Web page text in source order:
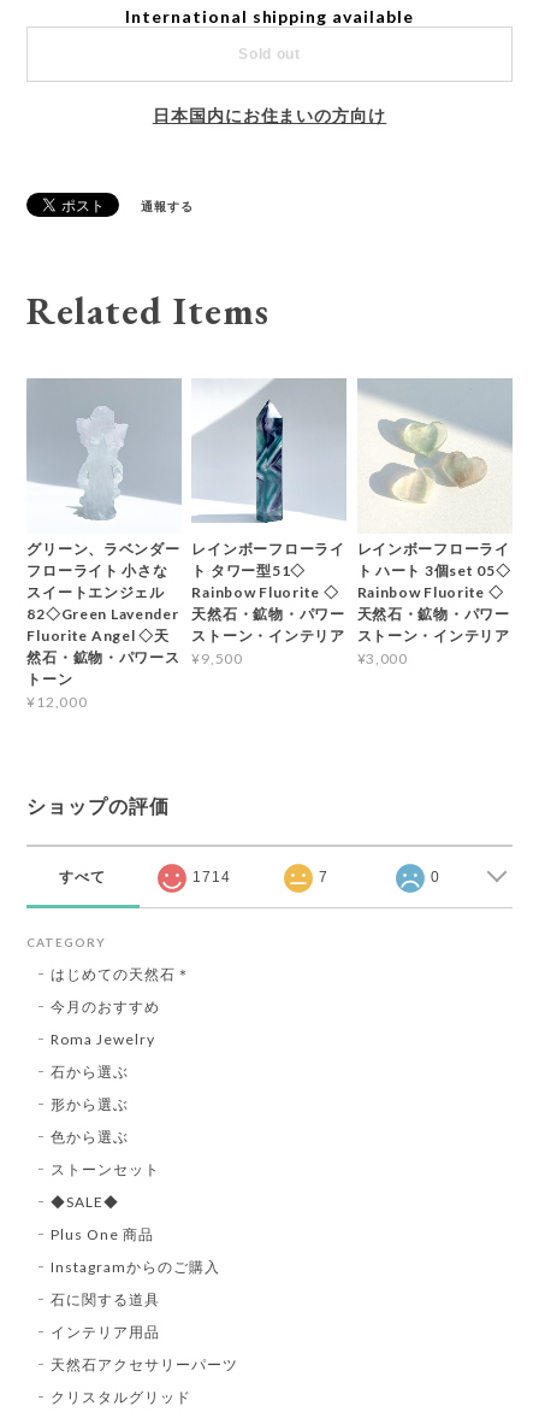
International shipping available
Sold out
日本国内にお住まいの方向け
通報する
Related Items
グリーン、ラベンダー
フローライト 小さな
スイートエンジェル
82◇Green Lavender
Fluorite Angel ◇天
然石・鉱物・パワース
トーン
¥12,000
レインボーフローライ
ト タワー型51◇
Rainbow Fluorite ◇
天然石・鉱物・パワー
ストーン・インテリア
¥9,500
レインボーフローライ
ト ハート 3個set 05◇
Rainbow Fluorite ◇
天然石・鉱物・パワー
ストーン・インテリア
¥3,000
ショップの評価
すべて 1714 7 0
CATEGORY
はじめての天然石＊
今月のおすすめ
Roma Jewelry
石から選ぶ
形から選ぶ
色から選ぶ
ストーンセット
◆SALE◆
Plus One 商品
Instagramからのご購入
石に関する道具
インテリア用品
天然石アクセサリーパーツ
クリスタルグリッド